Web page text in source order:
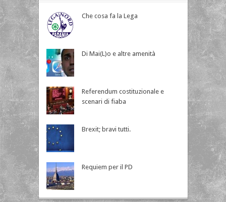
Che cosa fa la Lega
Di Mai(L)o e altre amenità
Referendum costituzionale e
scenari di fiaba
Brexit; bravi tutti.
Requiem per il PD